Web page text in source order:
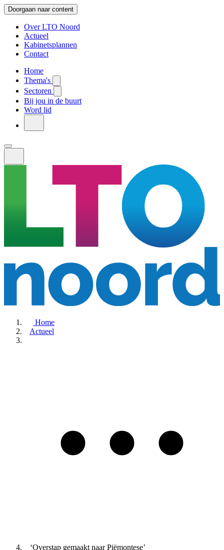
Doorgaan naar content
Over LTO Noord
Actueel
Kabinetsplannen
Contact
Home
Thema's
Sectoren
Bij jou in de buurt
Word lid
Home
Actueel
‘Overstap gemaakt naar Piëmontese’